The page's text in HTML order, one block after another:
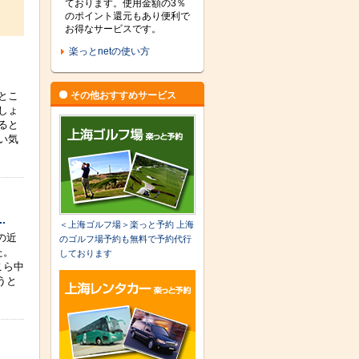
こ
ょ
と
気
近
ら中
と
ております。使用金額の3％
のポイント還元もあり便利で
お得なサービスです。
楽っとnetの使い方
その他おすすめサービス
＜上海ゴルフ場＞楽っと予約 上海
のゴルフ場予約も無料で予約代行
しております